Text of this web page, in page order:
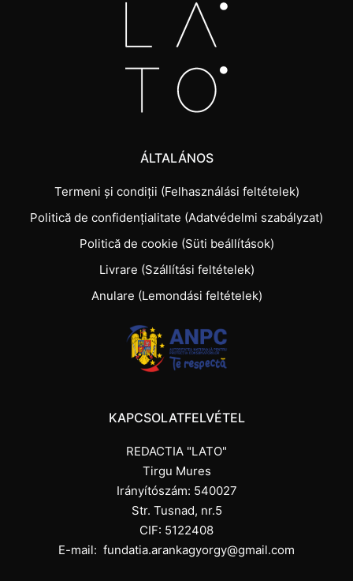
ÁLTALÁNOS
Termeni și condiții (Felhasználási feltételek)
Politică de confidențialitate (Adatvédelmi szabályzat)
Politică de cookie (Süti beállítások)
Livrare (Szállítási feltételek)
Anulare (Lemondási feltételek)
KAPCSOLATFELVÉTEL
REDACTIA "LATO"
Tirgu Mures
Irányítószám: 540027
Str. Tusnad, nr.5
CIF: 5122408
E-mail: fundatia.arankagyorgy@gmail.com